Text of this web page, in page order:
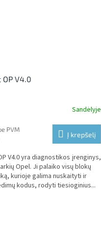
V4.0
Sandėlyje
PVM
Į krepšelį
V4.0 yra diagnostikos įrenginys,
Opel. Ji palaiko visų blokų
kurioje galima nuskaityti ir
kodus, rodyti tiesioginius...